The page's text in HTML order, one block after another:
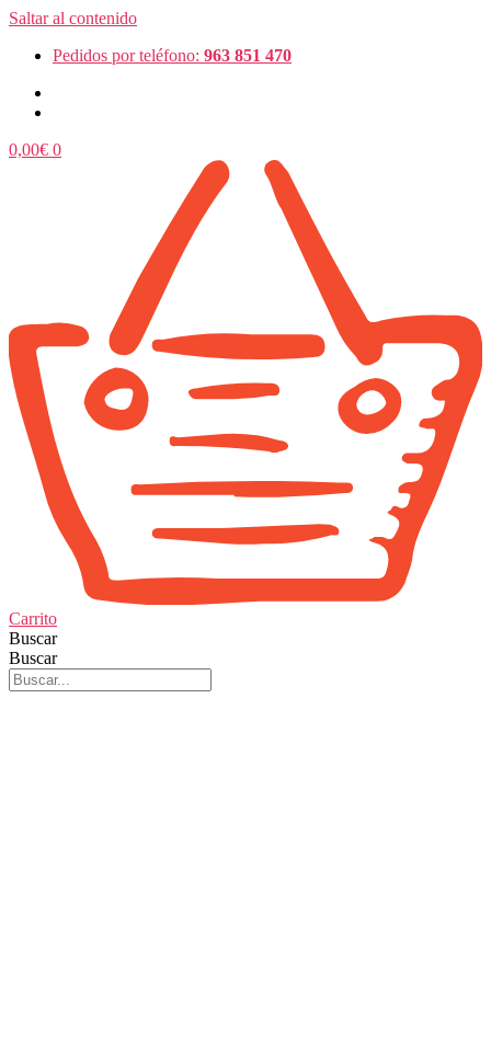
Saltar al contenido
Pedidos por teléfono: 963 851 470
0,00€ 0
Carrito
Buscar
Buscar